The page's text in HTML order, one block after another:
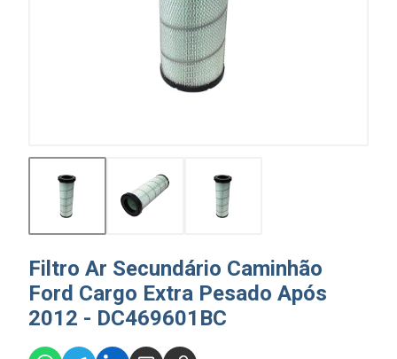
Filtro Ar Secundário Caminhão
Ford Cargo Extra Pesado Após
2012 - DC469601BC